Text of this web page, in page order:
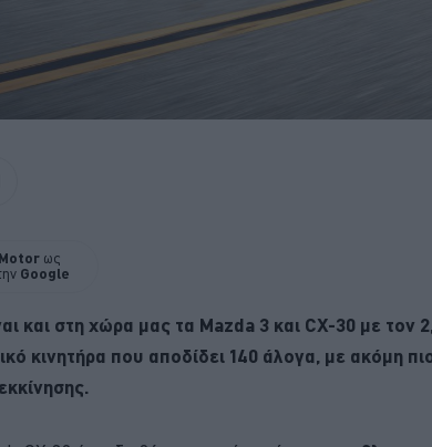
ως
Google
και στη χώρα μας τα Mazda 3 και CX-30 με τον
κινητήρα που αποδίδει 140 άλογα, με ακόμη